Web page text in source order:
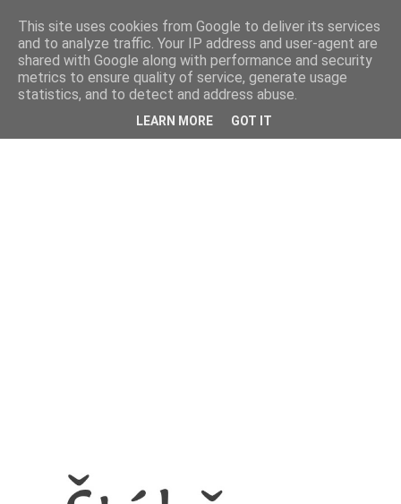
This site uses cookies from Google to deliver its services
and to analyze traffic. Your IP address and user-agent are
shared with Google along with performance and security
metrics to ensure quality of service, generate usage
statistics, and to detect and address abuse.
LEARN MORE GOT IT